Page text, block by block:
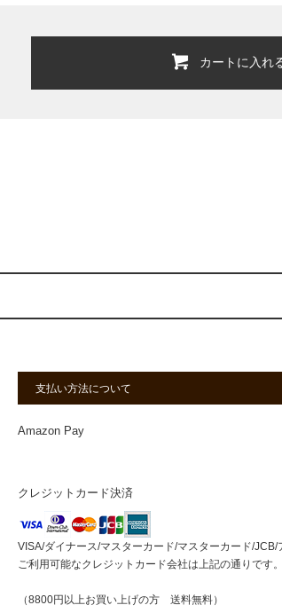
カートに入れ
支払い方法について
Amazon Pay
クレジットカード決済
VISA/ダイナース/マスターカード/マスターカード/JCB/
ご利用可能なクレジットカード会社は上記の通りです。
（8800円以上お買い上げの方 送料無料）